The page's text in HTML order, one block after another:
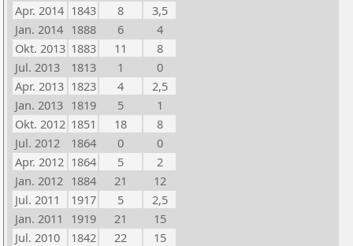
Apr. 2014 1843 8
3,5
Jan. 2014 1888 6
4
Okt. 2013 1883 11
8
Jul. 2013
1813 1
0
Apr. 2013 1823 4
2,5
Jan. 2013 1819 5
1
Okt. 2012 1851 18
8
Jul. 2012
1864 0
0
Apr. 2012 1864 5
2
Jan. 2012 1884 21
12
Jul. 2011
1917 5
2,5
Jan. 2011
1919 21
15
Jul. 2010
1842 22
15